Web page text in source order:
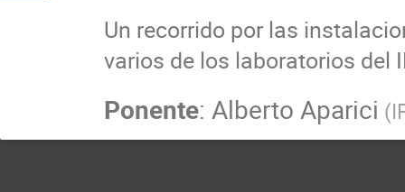
Un recorrido por las
varios de los laboratorios del
Ponente: Alberto Aparici (